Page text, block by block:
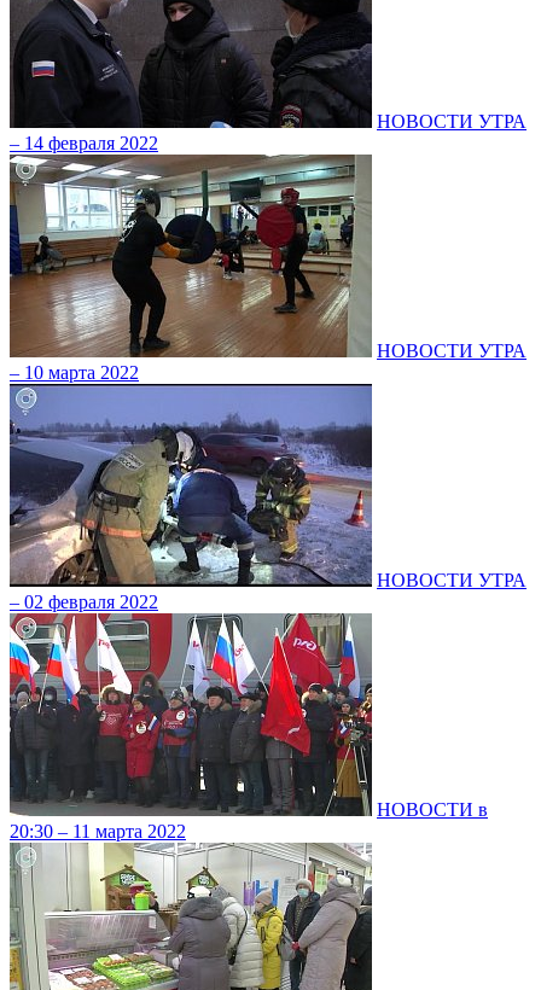
НОВОСТИ УТРА
– 14 февраля 2022
НОВОСТИ УТРА
– 10 марта 2022
НОВОСТИ УТРА
– 02 февраля 2022
НОВОСТИ в
20:30 – 11 марта 2022